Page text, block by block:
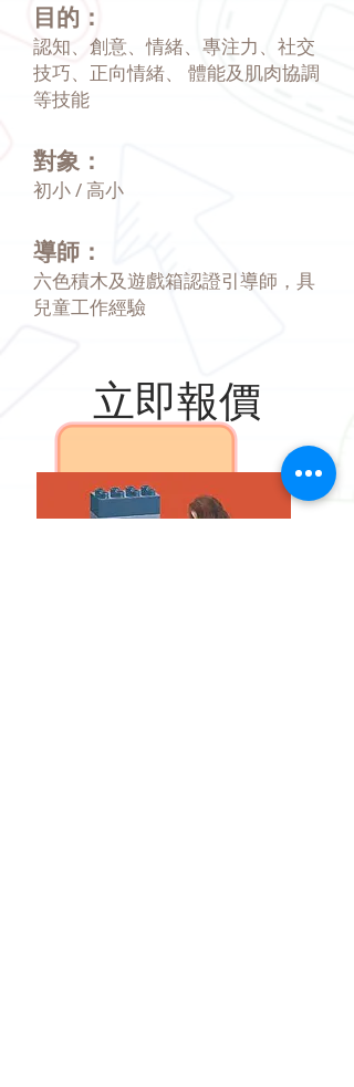
立即報價
目的：
認知、創意、情緒、專注力、社交
技巧、正向情緒、 體能及肌肉協調
等技能
對象：
初小 / 高小
導師：
六色積木及遊戲箱認證引導師，具
兒童工作經驗